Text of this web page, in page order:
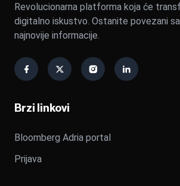
Revolucionarna platforma koja će
digitalno iskustvo. Ostanite povezani
najnovije informacije.
Brzi linkovi
Bloomberg Adria portal
Prijava